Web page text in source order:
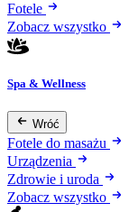
Fotele
Zobacz wszystko
Spa & Wellness
Wróć
Fotele do masażu
Urządzenia
Zdrowie i uroda
Zobacz wszystko